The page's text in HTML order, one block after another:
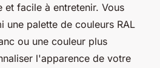
et facile à entretenir. Vous
une palette de couleurs RAL
ou une couleur plus
l'apparence de votre